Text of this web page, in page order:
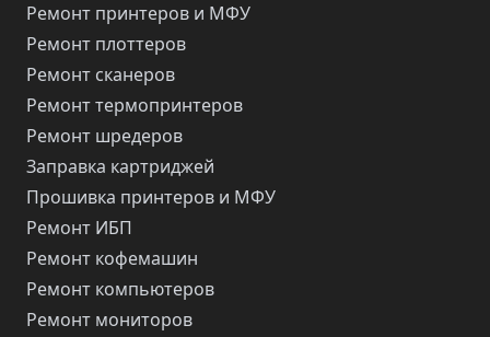
Ремонт принтеров и МФУ
Ремонт плоттеров
Ремонт сканеров
Ремонт термопринтеров
Ремонт шредеров
Заправка картриджей
Прошивка принтеров и МФУ
Ремонт ИБП
Ремонт кофемашин
Ремонт компьютеров
Ремонт мониторов